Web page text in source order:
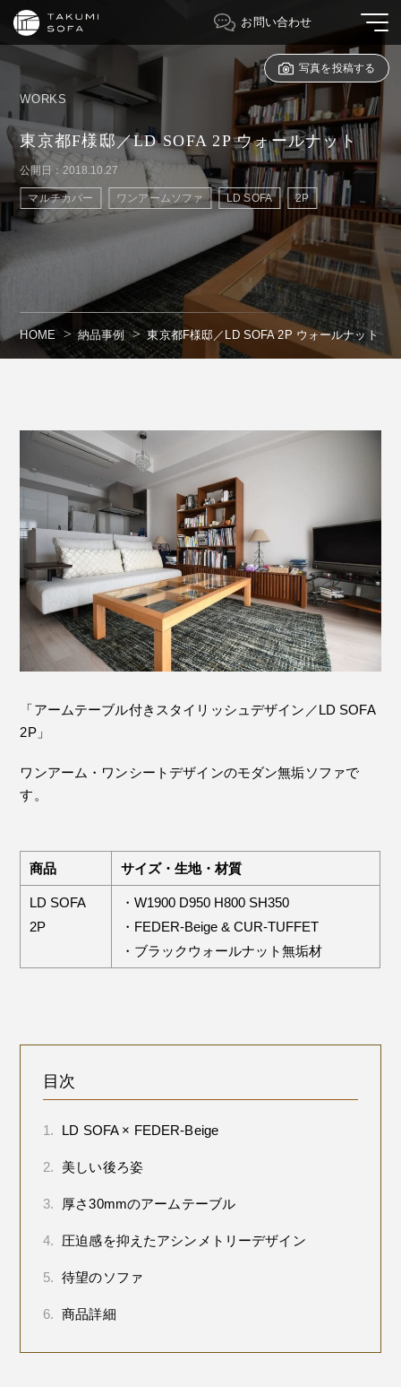
お問い合わせ
WORKS
東京都F様邸／LD SOFA 2P ウォールナット
公開日：2018.10.27
マルチカバー ワンアームソファ LD SOFA 2P
HOME 納品事例 東京都F様邸／LD SOFA 2P ウォールナット
写真を投稿する
「アームテーブル付きスタイリッシュデザイン／LD SOFA
2P」
ワンアーム・ワンシートデザインのモダン無垢ソファで
す。
商品 サイズ・生地・材質
LD SOFA
2P
・W1900 D950 H800 SH350
・FEDER-Beige & CUR-TUFFET
・ブラックウォールナット無垢材
目次
1. LD SOFA × FEDER-Beige
2. 美しい後ろ姿
3. 厚さ30mmのアームテーブル
4. 圧迫感を抑えたアシンメトリーデザイン
5. 待望のソファ
6. 商品詳細